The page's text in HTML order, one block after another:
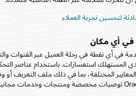
أي مكان
في أي نقطة في رحلة العميل عبر القنوات
المستهلك استفسارات. باستخدام عناصر
المختلفة، بما في ذلك ملف التعريف أو